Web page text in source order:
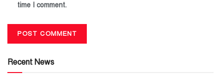
time I comment.
Recent News